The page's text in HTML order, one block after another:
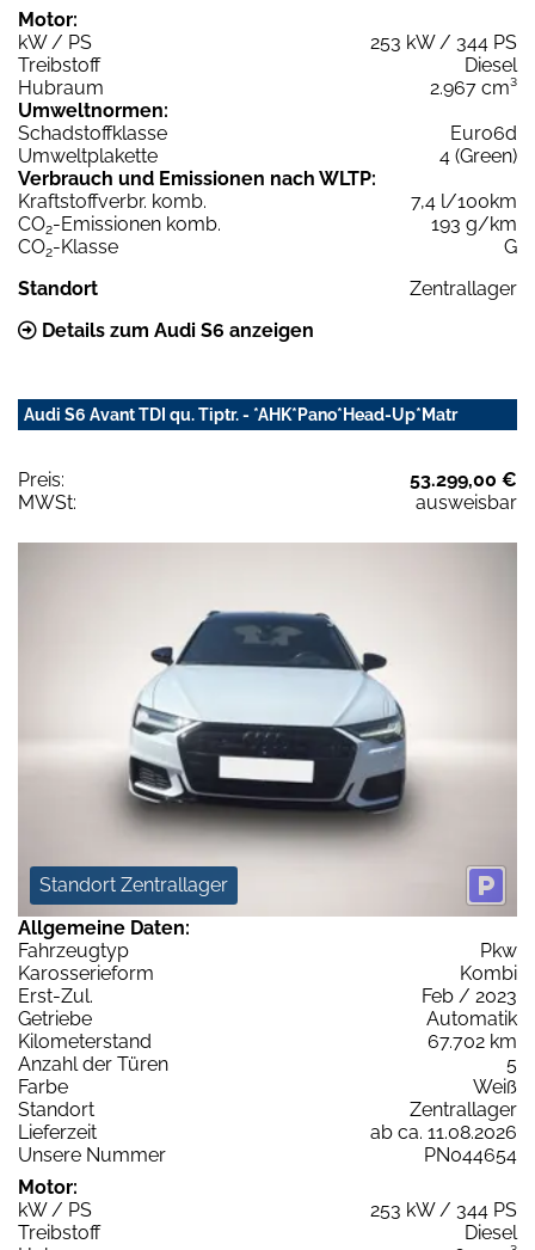
Motor:
kW / PS
253 kW / 344 PS
Treibstoff
Diesel
Hubraum
2.967 cm³
Umweltnormen:
Schadstoffklasse
Euro6d
Umweltplakette
4 (Green)
Verbrauch und Emissionen nach WLTP:
Kraftstoffverbr. komb.
7,4 l/100km
CO2-Emissionen komb.
193 g/km
CO2-Klasse
G
Standort
Zentrallager
Details zum Audi S6 anzeigen
Audi S6 Avant TDI qu. Tiptr. - *AHK*Pano*Head-Up*Matr
Preis:
53.299,00 €
MWSt:
ausweisbar
Standort Zentrallager
Allgemeine Daten:
Fahrzeugtyp
Pkw
Karosserieform
Kombi
Erst-Zul.
Feb / 2023
Getriebe
Automatik
Kilometerstand
67.702 km
Anzahl der Türen
5
Farbe
Weiß
Standort
Zentrallager
Lieferzeit
ab ca. 11.08.2026
Unsere Nummer
PN044654
Motor:
kW / PS
253 kW / 344 PS
Treibstoff
Diesel